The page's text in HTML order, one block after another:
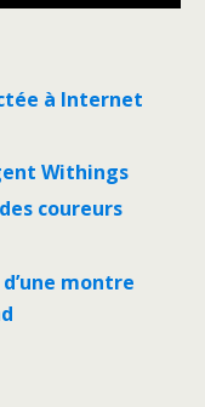
à Internet
Withings
coureurs
montre